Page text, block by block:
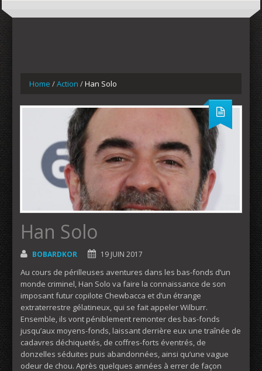
Home /Action /Han Solo
Han Solo
BOBARDKOR 19 JUIN 2017
Au cours de périlleuses aventures dans les bas-fonds d’un
monde criminel, Han Solo va faire la connaissance de son
imposant futur copilote Chewbacca et d’un étrange
extraterrestre gélatineux, qui se fait appeler Wilburr.
Ensemble, ils vont péniblement remonter des bas-fonds
jusqu’aux moyens-fonds, laissant derrière eux une traînée de
cadavres déchiquetés, de coffres-forts éventrés, de
donzelles séduites puis abandonnées, ainsi qu’une vague
odeur de chou. Après quelques années à errer de façon